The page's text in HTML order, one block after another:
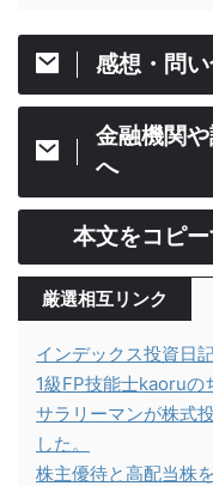
感想・問
金融機関
へ
本文をコピ
厳選相互リンク
インデックス投資日
1級FP技能士kaoruの
サラリーマンが株式
した。
株主優待と高配当株